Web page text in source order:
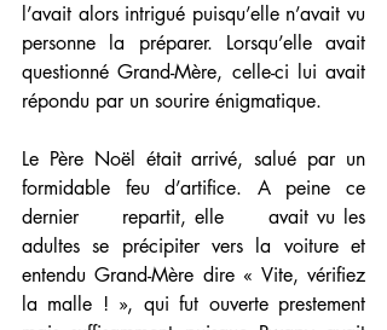
l’avait alors intrigué puisqu’elle n’avait vu
personne la préparer. Lorsqu’elle avait
questionné Grand-Mère, celle-ci lui avait
répondu par un sourire énigmatique.
Le Père Noël était arrivé, salué par un
formidable feu d’artifice. A peine ce
dernier     repartit, elle     avait vu les
adultes se précipiter vers la voiture et
entendu Grand-Mère dire « Vite, vérifiez
la malle ! », qui fut ouverte prestement